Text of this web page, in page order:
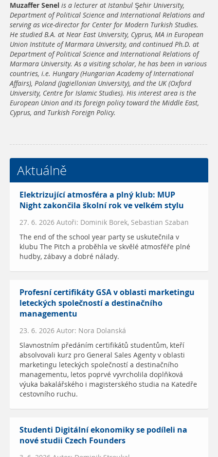
Muzaffer Senel is a lecturer at Istanbul Şehir University,
Department of Political Science and International Relations and
serving as vice-director for Center for Modern Turkish Studies.
He studied B.A. at Near East University, Cyprus, MA in European
Union Institute of Marmara University, and continued Ph.D. at
Department of Political Science and International Relations of
Marmara University. As a visiting scholar, he has been in various
countries, i.e. Hungary (Hungarian Academy of International
Affairs), Poland (Jagiellonian University), and the UK (Oxford
University, Centre for Islamic Studies). His interest area is the
European Union and its foreign policy toward the Middle East,
Cyprus, and Turkish Foreign Policy.
Aktuálně
Elektrizující atmosféra a plný klub: MUP
Night zakončila školní rok ve velkém stylu
27. 6. 2026 Autoři: Dominik Borek, Sebastian Szaban
The end of the school year party se uskutečnila v
klubu The Pitch a proběhla ve skvělé atmosféře plné
hudby, zábavy a dobré nálady.
Profesní certifikáty GSA v oblasti marketingu
leteckých společností a destinačního
managementu
23. 6. 2026 Autor: Nora Dolanská
Slavnostním předáním certifikátů studentům, kteří
absolvovali kurz pro General Sales Agenty v oblasti
marketingu leteckých společností a destinačního
managementu, letos poprvé vyvrcholila doplňková
výuka bakalářského i magisterského studia na Katedře
cestovního ruchu.
Studenti Digitální ekonomiky se podíleli na
nové studii Czech Founders